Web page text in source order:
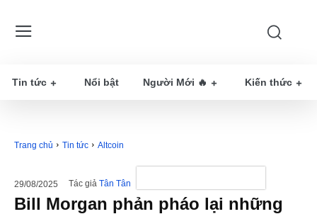
Tin tức Nổi bật Người Mới 🔥 Kiến thức
Trang chủ Tin tức Altcoin
29/08/2025 Tác giả Tân Tân
Bill Morgan phản pháo lại những